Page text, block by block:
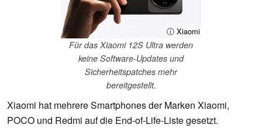
ⓘ Xiaomi
Für das Xiaomi 12S Ultra werden
keine Software-Updates und
Sicherheitspatches mehr
bereitgestellt.
Xiaomi hat mehrere Smartphones der Marken Xiaomi,
POCO und Redmi auf die End-of-Life-Liste gesetzt.